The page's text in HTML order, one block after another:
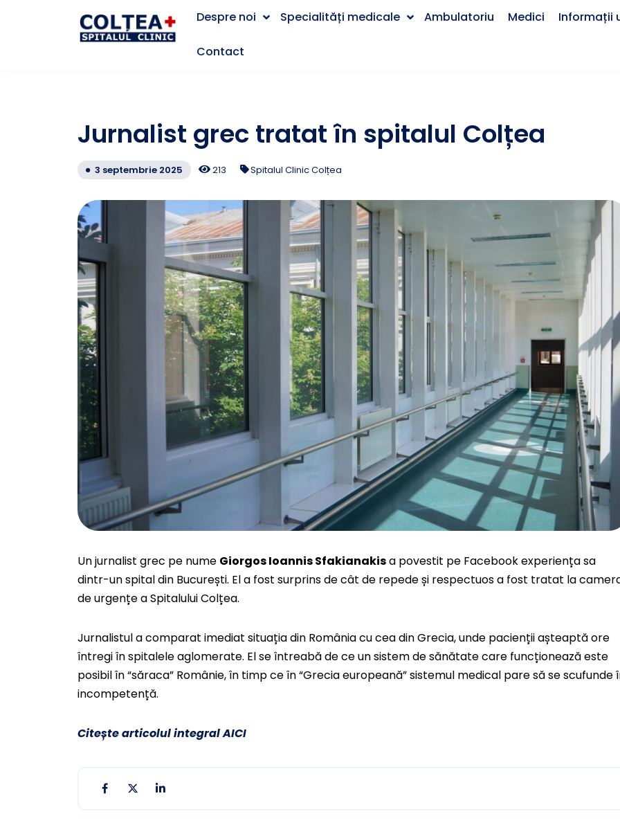
Despre noi Specialități medicale Ambulatoriu Medici Informații
Contact
Jurnalist grec tratat în spitalul Colțea
3 septembrie 2025 213 Spitalul Clinic Colțea
Un jurnalist grec pe nume Giorgos Ioannis Sfakianakisa povestit pe Facebook experiența sa
dintr-un spital din București. El a fost surprins de cât de repede și respectuos a fost tratat la
de urgențe a Spitalului Colțea.
Jurnalistul a comparat imediat situația din România cu cea din Grecia, unde pacienții așteaptă ore
întregi în spitalele aglomerate. El se întreabă de ce un sistem de sănătate care funcționează este
posibil în “săraca” Românie, în timp ce în “Grecia europeană” sistemul medical pare să se scufunde
incompetență.
Citește articolul integral AICI